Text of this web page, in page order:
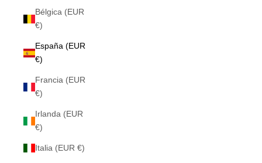
Bélgica (EUR
€)
España (EUR
€)
Francia (EUR
€)
Irlanda (EUR
€)
Italia (EUR €)